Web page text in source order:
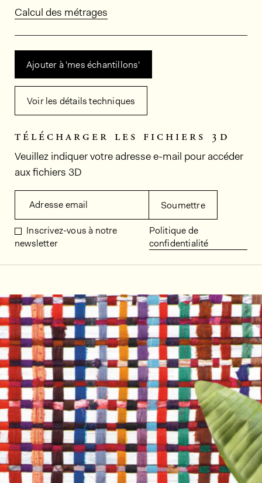
Calcul des métrages
Ajouter à 'mes échantillons'
Voir les détails techniques
télécharger les fichiers 3d
Veuillez indiquer votre adresse e-mail pour accéder
aux fichiers 3D
Adresse email Soumettre
Inscrivez-vous à notre
newsletter
Politique de
confidentialité